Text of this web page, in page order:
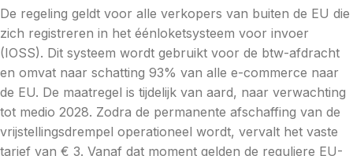
De regeling geldt voor alle verkopers van buiten de EU die
zich registreren in het éénloketsysteem voor invoer
(IOSS). Dit systeem wordt gebruikt voor de btw-afdracht
en omvat naar schatting 93% van alle e-commerce naar
de EU. De maatregel is tijdelijk van aard, naar verwachting
tot medio 2028. Zodra de permanente afschaffing van de
vrijstellingsdrempel operationeel wordt, vervalt het vaste
tarief van € 3. Vanaf dat moment gelden de reguliere EU-